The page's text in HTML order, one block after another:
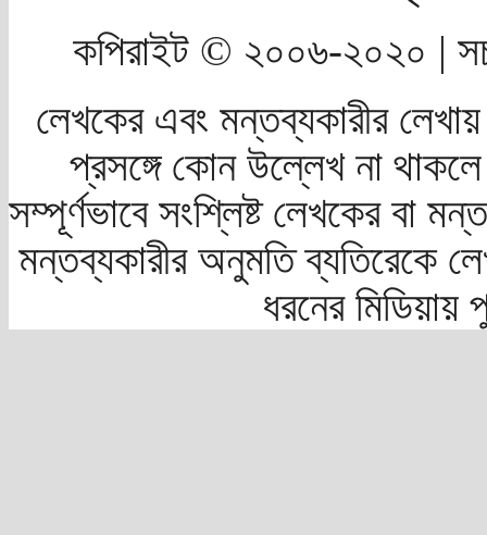
কপিরাইট © ২০০৬-২০২০ |
লেখকের এবং মন্তব্যকারীর
প্রসঙ্গে কোন উল্লেখ না
সম্পূর্ণভাবে সংশ্লিষ্ট লেখকের বা
মন্তব্যকারীর অনুমতি ব্যতিরেকে
ধরনের মিডিয়ায়